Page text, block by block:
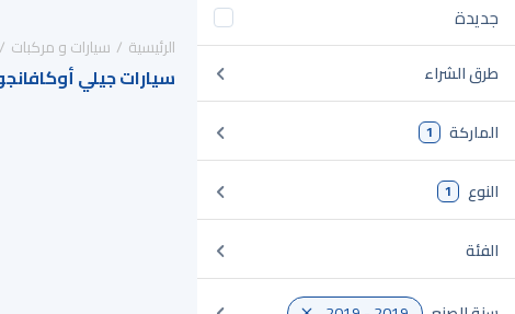
جديدة
طرق الشراء
الماركة 1
النوع 1
الفئة
الرئيسية سيارات و مركبات
سيارات جيلي أوكافانجو 2019 للبيع في